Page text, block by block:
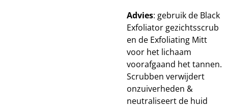
Advies: gebruik de Black
Exfoliator gezichtsscrub
en de Exfoliating Mitt
voor het lichaam
voorafgaand het tannen.
Scrubben verwijdert
onzuiverheden &
neutraliseert de huid